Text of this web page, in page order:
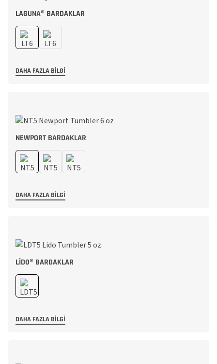
LAGUNA® BARDAKLAR
DAHA FAZLA BILGI
NEWPORT BARDAKLAR
DAHA FAZLA BILGI
LIDO® BARDAKLAR
DAHA FAZLA BILGI